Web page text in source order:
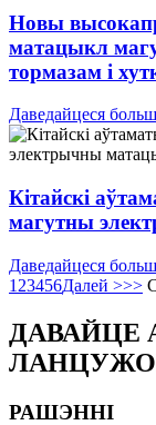
Новы
матацыкл
тормазам і
Даведайцеся больш
Кітайскі
магутны
Даведайцеся больш
1 23456Далей >>>
ДАВАЙЦЕ
РАШЭННІ